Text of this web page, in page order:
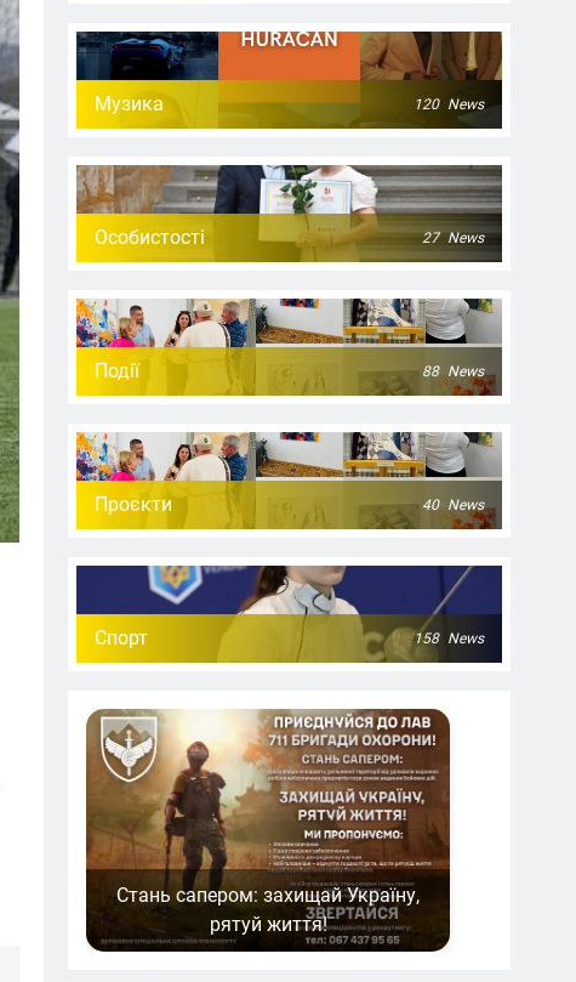
Музика 120 News
Особистості 27 News
Події 88 News
Проєкти 40 News
Спорт 158 News
Стань сапером: захищай Україну,
рятуй життя!